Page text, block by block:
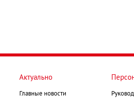
Актуально
Главные новости